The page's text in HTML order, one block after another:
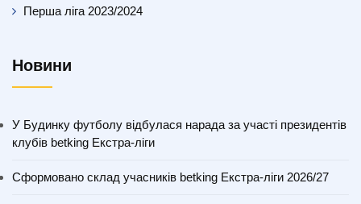
Перша ліга 2023/2024
Новини
У Будинку футболу відбулася нарада за участі президентів
клубів betking Екстра-ліги
Сформовано склад учасників betking Екстра-ліги 2026/27